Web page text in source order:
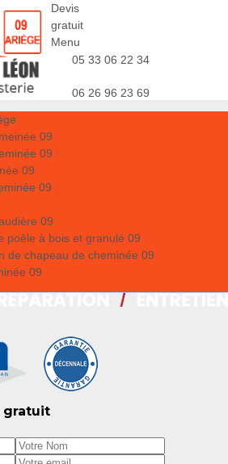
Devis
gratuit
Menu
05 33 06 22 34
06 26 96 23 69
09
09
09
09
09
poêle à bois et granulé 09
de chapeau de cheminée 09
09
gratuit